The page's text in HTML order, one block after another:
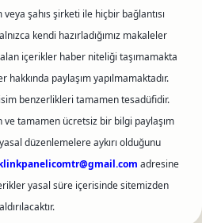
şahıs şirketi ile hiçbir bağlantısı
kendi hazırladığımız makaleler
içerikler haber niteliği taşımamakta
paylaşım yapılmamaktadır.
benzerlikleri tamamen tesadüfidir.
ve tamamen ücretsiz bir bilgi paylaşım
düzenlemelere aykırı olduğunu
adresine
yasal süre içerisinde sitemizden